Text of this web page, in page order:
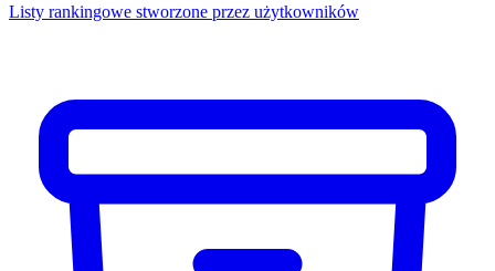
Listy rankingowe stworzone przez użytkowników